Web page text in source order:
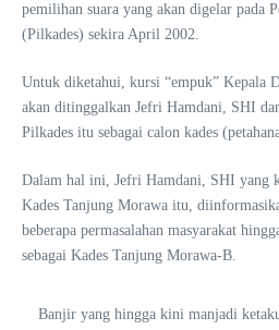
pemilihan suara yang akan digelar pada
(Pilkades) sekira April 2002.
Untuk diketahui, kursi “empuk” Kepala
akan ditinggalkan Jefri Hamdani, SHI
Pilkades itu sebagai calon kades
Dalam hal ini, Jefri Hamdani, SHI yang
Kades Tanjung Morawa itu,
beberapa permasalahan masyarakat
sebagai Kades Tanjung Morawa-B.
Banjir yang hingga kini manjadi